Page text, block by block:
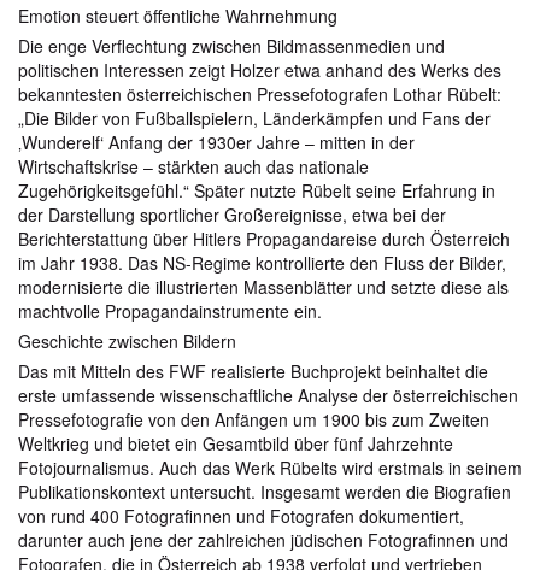
Emotion steuert öffentliche Wahrnehmung
Die enge Verflechtung zwischen Bildmassenmedien und
politischen Interessen zeigt Holzer etwa anhand des Werks des
bekanntesten österreichischen Pressefotografen Lothar Rübelt:
„Die Bilder von Fußballspielern, Länderkämpfen und Fans der
‚Wunderelf‘ Anfang der 1930er Jahre – mitten in der
Wirtschaftskrise – stärkten auch das nationale
Zugehörigkeitsgefühl.“ Später nutzte Rübelt seine Erfahrung in
der Darstellung sportlicher Großereignisse, etwa bei der
Berichterstattung über Hitlers Propagandareise durch Österreich
im Jahr 1938. Das NS-Regime kontrollierte den Fluss der Bilder,
modernisierte die illustrierten Massenblätter und setzte diese als
machtvolle Propagandainstrumente ein.
Geschichte zwischen Bildern
Das mit Mitteln des FWF realisierte Buchprojekt beinhaltet die
erste umfassende wissenschaftliche Analyse der österreichischen
Pressefotografie von den Anfängen um 1900 bis zum Zweiten
Weltkrieg und bietet ein Gesamtbild über fünf Jahrzehnte
Fotojournalismus. Auch das Werk Rübelts wird erstmals in seinem
Publikationskontext untersucht. Insgesamt werden die Biografien
von rund 400 Fotografinnen und Fotografen dokumentiert,
darunter auch jene der zahlreichen jüdischen Fotografinnen und
Fotografen, die in Österreich ab 1938 verfolgt und vertrieben